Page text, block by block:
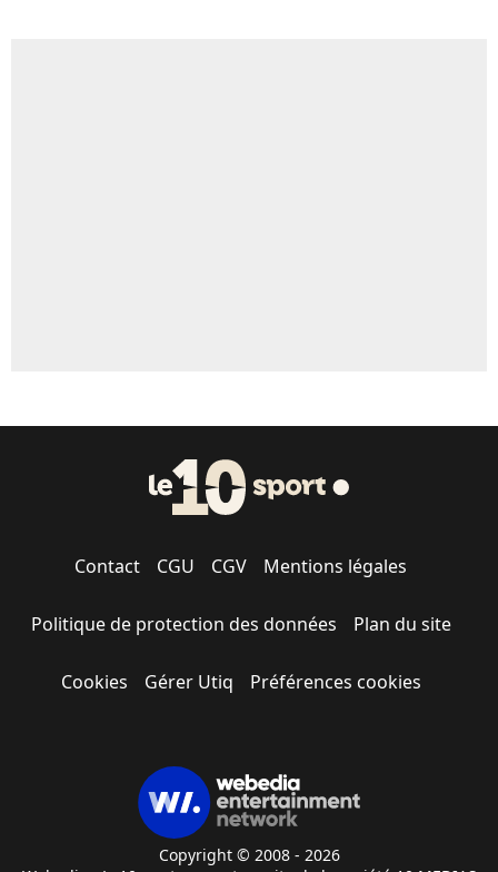
Contact CGU CGV Mentions légales
Politique de protection des données Plan du site
Cookies Gérer Utiq Préférences cookies
Copyright © 2008 - 2026